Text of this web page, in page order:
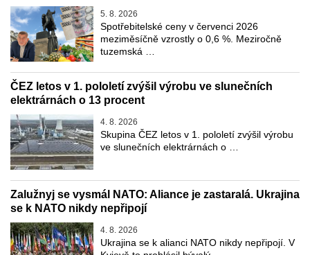
5. 8. 2026
Spotřebitelské ceny v červenci 2026
meziměsíčně vzrostly o 0,6 %. Meziročně
tuzemská …
ČEZ letos v 1. pololetí zvýšil výrobu ve slunečních
elektrárnách o 13 procent
4. 8. 2026
Skupina ČEZ letos v 1. pololetí zvýšil výrobu
ve slunečních elektrárnách o …
Zalužnyj se vysmál NATO: Aliance je zastaralá. Ukrajina
se k NATO nikdy nepřipojí
4. 8. 2026
Ukrajina se k alianci NATO nikdy nepřipojí. V